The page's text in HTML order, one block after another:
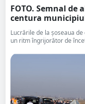
FOTO. Semnal
centura
Lucrările de la șoseaua
un ritm îngrijorător de